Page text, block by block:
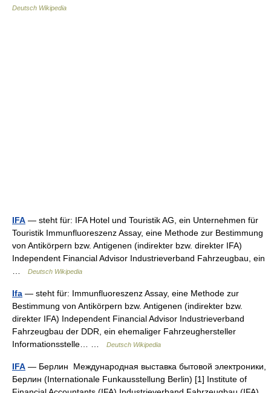
Deutsch Wikipedia
IFA — steht für: IFA Hotel und Touristik AG, ein Unternehmen für
Touristik Immunfluoreszenz Assay, eine Methode zur Bestimmung
von Antikörpern bzw. Antigenen (indirekter bzw. direkter IFA)
Independent Financial Advisor Industrieverband Fahrzeugbau, ein
Deutsch Wikipedia
Ifa — steht für: Immunfluoreszenz Assay, eine Methode zur
Bestimmung von Antikörpern bzw. Antigenen (indirekter bzw.
direkter IFA) Independent Financial Advisor Industrieverband
Fahrzeugbau der DDR, ein ehemaliger Fahrzeughersteller
Informationsstelle… …
Deutsch Wikipedia
IFA — Берлин Международная выставка бытовой электроники,
Берлин (Internationale Funkausstellung Berlin) [1] Institute of